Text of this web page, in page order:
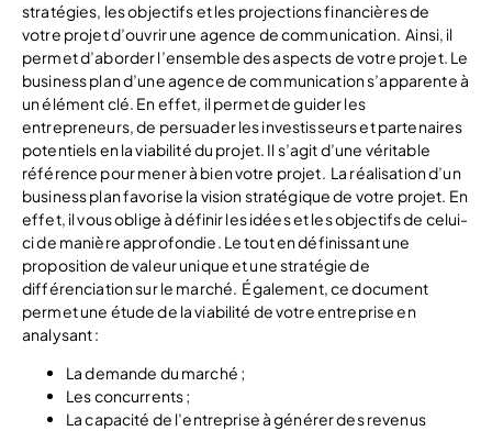
stratégies, les objectifs et les projections financières de
votre projet d’ouvrir une agence de communication. Ainsi, il
permet d’aborder l’ensemble des aspects de votre projet. Le
business plan d’une agence de communication s’apparente à
un élément clé. En effet, il permet de guider les
entrepreneurs, de persuader les investisseurs et partenaires
potentiels en la viabilité du projet. Il s’agit d’une véritable
référence pour mener à bien votre projet. La réalisation d’un
business plan favorise la vision stratégique de votre projet. En
effet, il vous oblige à définir les idées et les objectifs de celui-
ci de manière approfondie. Le tout en définissant une
proposition de valeur unique et une stratégie de
différenciation sur le marché. Également, ce document
permet une étude de la viabilité de votre entreprise en
analysant :
La demande du marché ;
Les concurrents ;
La capacité de l’entreprise à générer des revenus